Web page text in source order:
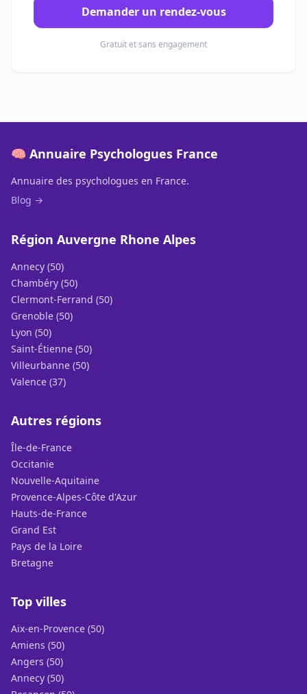
Demander un rendez-vous
Gratuit et sans engagement
🧠 Annuaire Psychologues France
Annuaire des psychologues en France.
Blog →
Région Auvergne Rhone Alpes
Annecy (50)
Chambéry (50)
Clermont-Ferrand (50)
Grenoble (50)
Lyon (50)
Saint-Étienne (50)
Villeurbanne (50)
Valence (37)
Autres régions
Île-de-France
Occitanie
Nouvelle-Aquitaine
Provence-Alpes-Côte d'Azur
Hauts-de-France
Grand Est
Pays de la Loire
Bretagne
Top villes
Aix-en-Provence (50)
Amiens (50)
Angers (50)
Annecy (50)